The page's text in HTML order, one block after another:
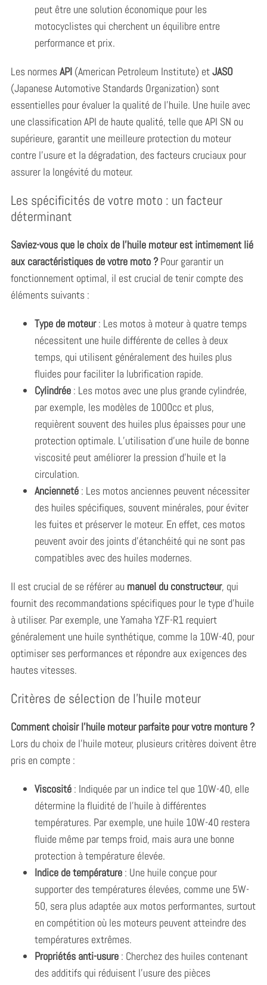
peut être une solution économique pour les
motocyclistes qui cherchent un équilibre entre
performance et prix.
Les normesAPI(American Petroleum Institute) etJASO
(Japanese Automotive Standards Organization) sont
essentielles pour évaluer la qualité de l’huile. Une huile avec
une classification API de haute qualité, telle que API SN ou
supérieure, garantit une meilleure protection du moteur
contre l’usure et la dégradation, des facteurs cruciaux pour
assurer la longévité du moteur.
Les spécificités de votre moto : un facteur
déterminant
Saviez-vous que le choix de l’huile moteur est intimement lié
aux caractéristiques de votre moto ?Pour garantir un
fonctionnement optimal, il est crucial de tenir compte des
éléments suivants :
Type de moteur: Les motos à moteur à quatre temps
nécessitent une huile différente de celles à deux
temps, qui utilisent généralement des huiles plus
fluides pour faciliter la lubrification rapide.
Cylindrée: Les motos avec une plus grande cylindrée,
par exemple, les modèles de 1000cc et plus,
requièrent souvent des huiles plus épaisses pour une
protection optimale. L’utilisation d’une huile de bonne
viscosité peut améliorer la pression d’huile et la
circulation.
Ancienneté: Les motos anciennes peuvent nécessiter
des huiles spécifiques, souvent minérales, pour éviter
les fuites et préserver le moteur. En effet, ces motos
peuvent avoir des joints d’étanchéité qui ne sont pas
compatibles avec des huiles modernes.
Il est crucial de se référer au manuel du constructeur, qui
fournit des recommandations spécifiques pour le type d’huile
à utiliser. Par exemple, une Yamaha YZF-R1 requiert
généralement une huile synthétique, comme la 10W-40, pour
optimiser ses performances et répondre aux exigences des
hautes vitesses.
Critères de sélection de l’huile moteur
Comment choisir l’huile moteur parfaite pour votre monture ?
Lors du choix de l’huile moteur, plusieurs critères doivent être
pris en compte :
Viscosité: Indiquée par un indice tel que 10W-40, elle
détermine la fluidité de l’huile à différentes
températures. Par exemple, une huile 10W-40 restera
fluide même par temps froid, mais aura une bonne
protection à température élevée.
Indice de température: Une huile conçue pour
supporter des températures élevées, comme une 5W-
50, sera plus adaptée aux motos performantes, surtout
en compétition où les moteurs peuvent atteindre des
températures extrêmes.
Propriétés anti-usure: Cherchez des huiles contenant
des additifs qui réduisent l’usure des pièces